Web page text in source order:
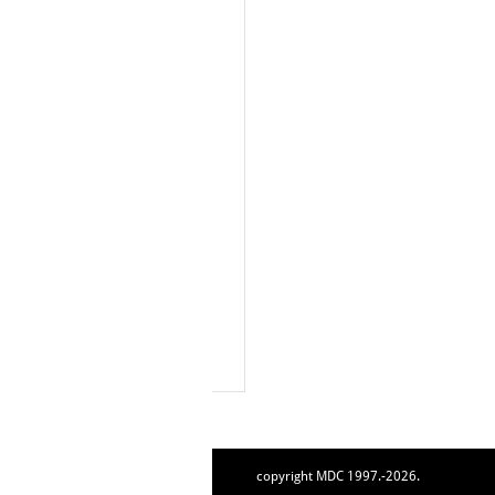
copyright MDC 1997.-2026.